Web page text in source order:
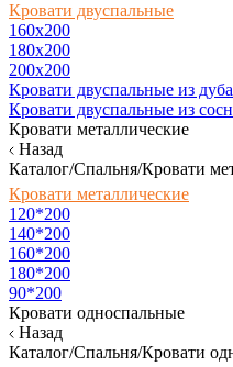
Кровати двуспальные
160х200
180x200
200x200
Кровати двуспальные из дуба
Кровати двуспальные из
Кровати металлические
Назад
Каталог/Спальня/Кровати
Кровати металлические
120*200
140*200
160*200
180*200
90*200
Кровати односпальные
Назад
Каталог/Спальня/Кровати